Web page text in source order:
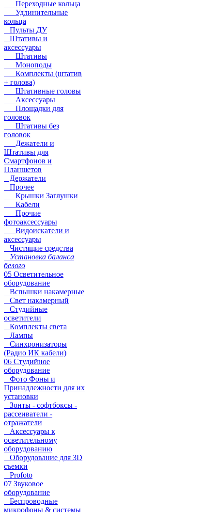
Переходные кольца
Удлинительные
кольца
Пульты ДУ
Штативы и
аксессуары
Штативы
Моноподы
Комплекты (штатив
+ голова)
Штативные головы
Аксессуары
Площадки для
головок
Штативы без
головок
Дежатели и
Штативы для
Смартфонов и
Планшетов
Держатели
Прочее
Крышки Заглушки
Кабели
Прочие
фотоаксессуары
Видоискатели и
аксессуары
Чистящие средства
Установка баланса
белого
05 Осветительное
оборудование
Вспышки накамерные
Свет накамерный
Студийные
осветители
Комплекты света
Лампы
Синхронизаторы
(Радио ИК кабели)
06 Студийное
оборудование
Фото Фоны и
Принадлежности для их
установки
Зонты - софтбоксы -
рассеиватели -
отражатели
Аксессуары к
осветительному
оборудованию
Оборудование для 3D
съемки
Profoto
07 Звуковое
оборудование
Беспроводные
микрофоны & системы